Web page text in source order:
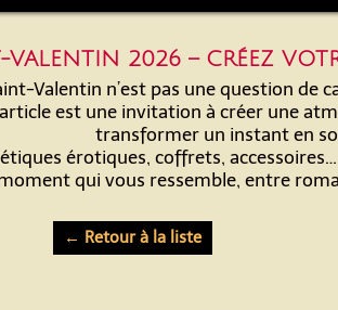
VALENTIN 2026 – CRÉEZ
Valentin n’est pas une question de
est une invitation à créer une
transformer un instant en
érotiques, coffrets,
qui vous ressemble, entre
← Retour à la liste